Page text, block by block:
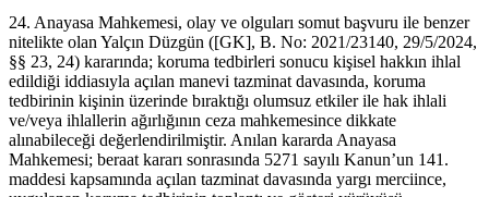
24. Anayasa Mahkemesi, olay ve olguları somut başvuru ile benzer
nitelikte olan Yalçın Düzgün ([GK], B. No: 2021/23140, 29/5/2024,
§§ 23, 24) kararında; koruma tedbirleri sonucu kişisel hakkın ihlal
edildiği iddiasıyla açılan manevi tazminat davasında, koruma
tedbirinin kişinin üzerinde bıraktığı olumsuz etkiler ile hak ihlali
ve/veya ihlallerin ağırlığının ceza mahkemesince dikkate
alınabileceği değerlendirilmiştir. Anılan kararda Anayasa
Mahkemesi; beraat kararı sonrasında 5271 sayılı Kanun’un 141.
maddesi kapsamında açılan tazminat davasında yargı merciince,